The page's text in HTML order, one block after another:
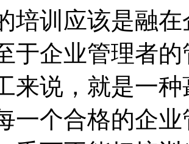
训应该是融在
于企业管理者
来说，就是一
一个合格的企